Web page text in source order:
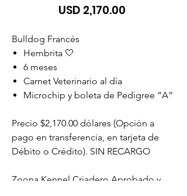
USD 2,170.00
Bulldog Francés
Hembrita 🤍
6 meses
Carnet Veterinario al día
Microchip y boleta de Pedigree “A”
Precio $2,170.00 dólares (Opción a
pago en transferencia, en tarjeta de
Débito o Crédito). SIN RECARGO
Zoona Kennel Criadero Aprobado y